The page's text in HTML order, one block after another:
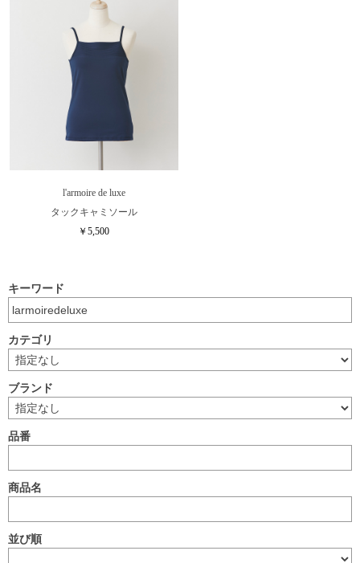
l'armoire de luxe
タックキャミソール
￥5,500
キーワード
カテゴリ
ブランド
品番
商品名
並び順